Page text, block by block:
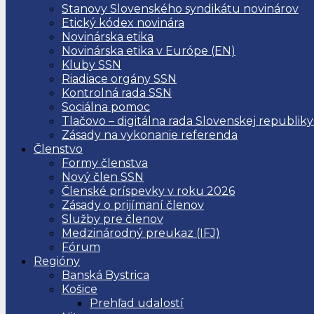
Stanovy Slovenského syndikátu novinárov
Etický kódex novinára
Novinárska etika
Novinárska etika v Európe (EN)
Kluby SSN
Riadiace orgány SSN
Kontrolná rada SSN
Sociálna pomoc
Tlačovo – digitálna rada Slovenskej republiky
Zásady na vykonanie referenda
Členstvo
Formy členstva
Nový člen SSN
Členské príspevky v roku 2026
Zásady o prijímaní členov
Služby pre členov
Medzinárodný preukaz (IFJ)
Fórum
Regióny
Banská Bystrica
Košice
Prehľad udalostí